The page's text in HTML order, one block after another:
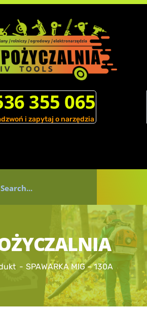
355 065
i zapytaj o narzędzia
SPAWARKA MIG – 130A